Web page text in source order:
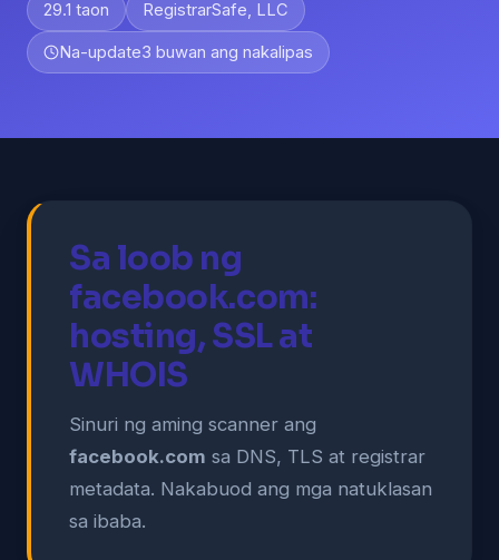
29.1 taon RegistrarSafe, LLC
Na-update3 buwan ang nakalipas
Sa loob ng
facebook.com:
hosting, SSL at
WHOIS
Sinuri ng aming scanner ang
facebook.com sa DNS, TLS at registrar
metadata. Nakabuod ang mga natuklasan
sa ibaba.